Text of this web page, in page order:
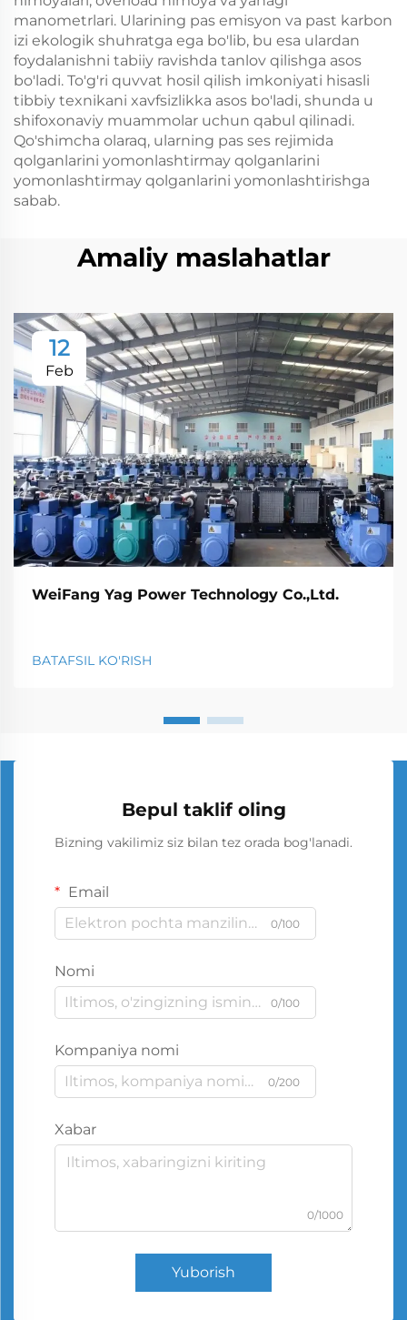
manometrlari. Ularining pas emisyon va past karbon
izi ekologik shuhratga ega bo'lib, bu esa ulardan
foydalanishni tabiiy ravishda tanlov qilishga asos
bo'ladi. To'g'ri quvvat hosil qilish imkoniyati hisasli
tibbiy texnikani xavfsizlikka asos bo'ladi, shunda u
shifoxonaviy muammolar uchun qabul qilinadi.
Qo'shimcha olaraq, ularning pas ses rejimida
qolganlarini yomonlashtirmay qolganlarini
yomonlashtirmay qolganlarini yomonlashtirishga
sabab.
Amaliy maslahatlar
12
Feb
WeiFang Yag Power Technology Co.,Ltd.
BATAFSIL KO'RISH
Bepul taklif oling
Bizning vakilimiz siz bilan tez orada bog'lanadi.
Email
0/100
Nomi
0/100
Kompaniya nomi
0/200
Xabar
0/1000
Yuborish